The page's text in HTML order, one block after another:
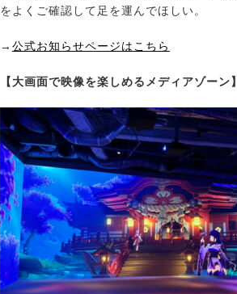
をよくご確認して足を運んでほしい。
→ 公式お知らせページはこちら
【大画面で映像を楽しめるメディアゾーン】